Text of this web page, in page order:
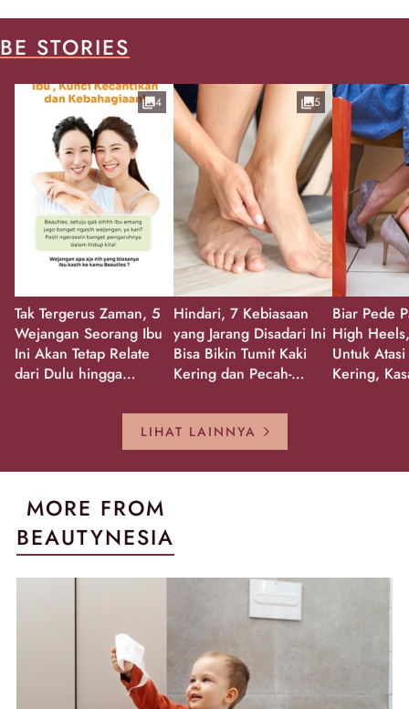
BE STORIES
Tak Tergerus Zaman, 5
Wejangan Seorang Ibu
Ini Akan Tetap Relate
dari Dulu hingga
4
Hindari, 7 Kebiasaan
yang Jarang Disadari Ini
Bisa Bikin Tumit Kaki
Kering dan Pecah-
5
Biar Pede
High
Untuk
Kering,
LIHAT LAINNYA
MORE FROM
BEAUTYNESIA